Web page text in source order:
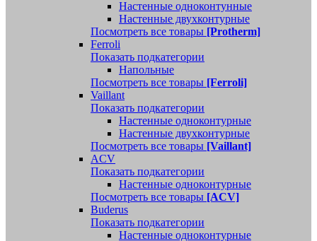
Настенные одноконтунные
Настенные двухконтурные
Посмотреть все товары [Protherm]
Ferroli
Показать подкатегории
Напольные
Посмотреть все товары [Ferroli]
Vaillant
Показать подкатегории
Настенные одноконтурные
Настенные двухконтурные
Посмотреть все товары [Vaillant]
ACV
Показать подкатегории
Настенные одноконтурные
Посмотреть все товары [ACV]
Buderus
Показать подкатегории
Настенные одноконтурные